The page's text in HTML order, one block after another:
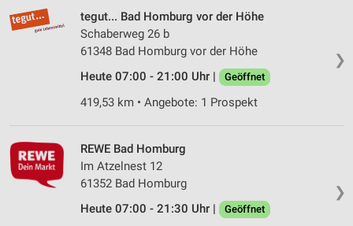
❯
tegut... Bad Homburg vor der Höhe
Schaberweg 26 b
61348 Bad Homburg vor der Höhe
Heute 07:00 - 21:00 Uhr |
Geöffnet
419,53 km • Angebote: 1 Prospekt
❯
REWE Bad Homburg
Im Atzelnest 12
61352 Bad Homburg
Heute 07:00 - 21:30 Uhr |
Geöffnet